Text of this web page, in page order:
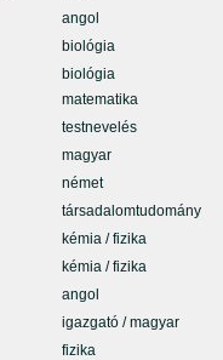
angol
biológia
biológia
matematika
testnevelés
magyar
német
társadalomtudomány
kémia / fizika
kémia / fizika
angol
igazgató / magyar
fizika